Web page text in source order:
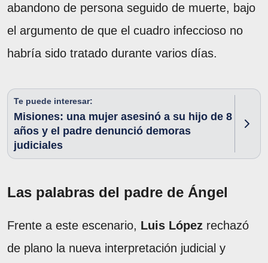
abandono de persona seguido de muerte, bajo
el argumento de que el cuadro infeccioso no
habría sido tratado durante varios días.
Te puede interesar:
Misiones: una mujer asesinó a su hijo de 8
años y el padre denunció demoras
judiciales
Las palabras del padre de Ángel
Frente a este escenario, Luis López rechazó
de plano la nueva interpretación judicial y